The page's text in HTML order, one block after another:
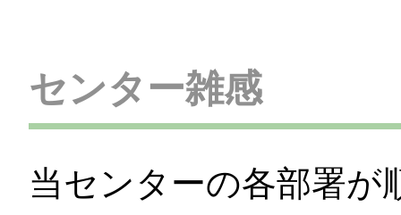
センター雑感
当センターの各部署が